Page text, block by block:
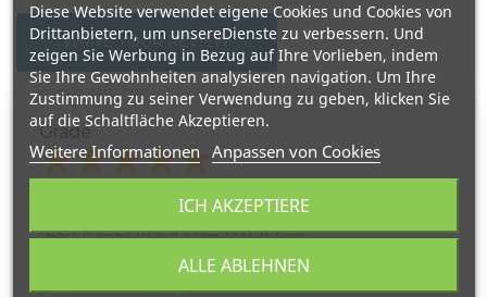
WRITE YOUR REVIEW
Grade
ILGAI IŠLAIKANTIS KVAPAS.
Nuostabus kvapas.Super!!!
Diese Website verwendet eigene Cookies und Cookies von
Drittanbietern, um unsereDienste zu verbessern. Und
zeigen Sie Werbung in Bezug auf Ihre Vorlieben, indem
Sie Ihre Gewohnheiten analysieren navigation. Um Ihre
Zustimmung zu seiner Verwendung zu geben, klicken Sie
auf die Schaltfläche Akzeptieren.
Weitere Informationen Anpassen von Cookies
ALLE ABLEHNEN
ICH AKZEPTIERE